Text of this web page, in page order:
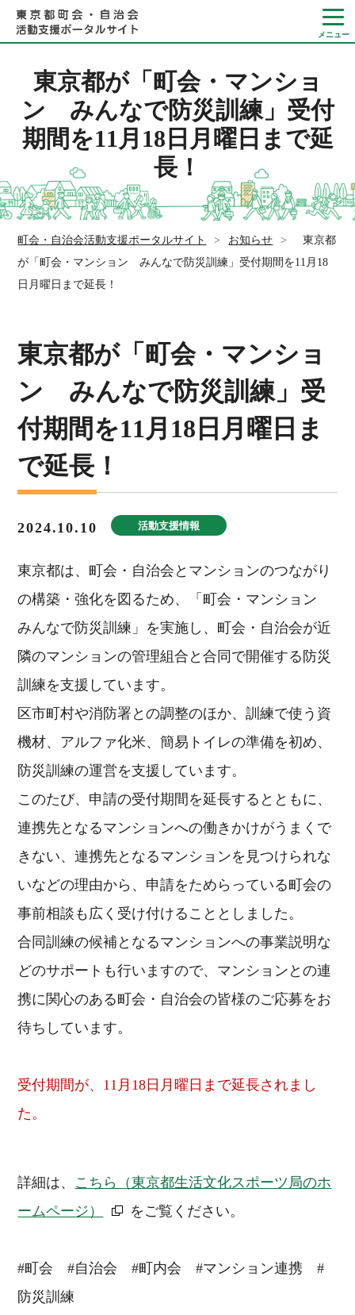
Language
やさしい日本語
ひらがなをつける
東京都が「町会・マンショ
ン みんなで防災訓練」受付
期間を11月18日月曜日まで延
長！
町会・自治会活動支援ポータルサイト > お知らせ >
東京都
が「町会・マンション みんなで防災訓練」受付期間を11月18
日月曜日まで延長！
東京都が「町会・マンショ
ン みんなで防災訓練」受
付期間を11月18日月曜日ま
で延長！
2024.10.10 活動支援情報
東京都は、町会・自治会とマンションのつながり
の構築・強化を図るため、「町会・マンション
みんなで防災訓練」を実施し、町会・自治会が近
隣のマンションの管理組合と合同で開催する防災
訓練を支援しています。
区市町村や消防署との調整のほか、訓練で使う資
機材、アルファ化米、簡易トイレの準備を初め、
防災訓練の運営を支援しています。
このたび、申請の受付期間を延長するとともに、
連携先となるマンションへの働きかけがうまくで
きない、連携先となるマンションを見つけられな
いなどの理由から、申請をためらっている町会の
事前相談も広く受け付けることとしました。
合同訓練の候補となるマンションへの事業説明な
どのサポートも行いますので、マンションとの連
携に関心のある町会・自治会の皆様のご応募をお
待ちしています。
受付期間が、11月18日月曜日まで延長されまし
た。
詳細は、 こちら（東京都生活文化スポーツ局のホ
ームページ）
をご覧ください。
#町会 #自治会 #町内会 #マンション連携 #
防災訓練